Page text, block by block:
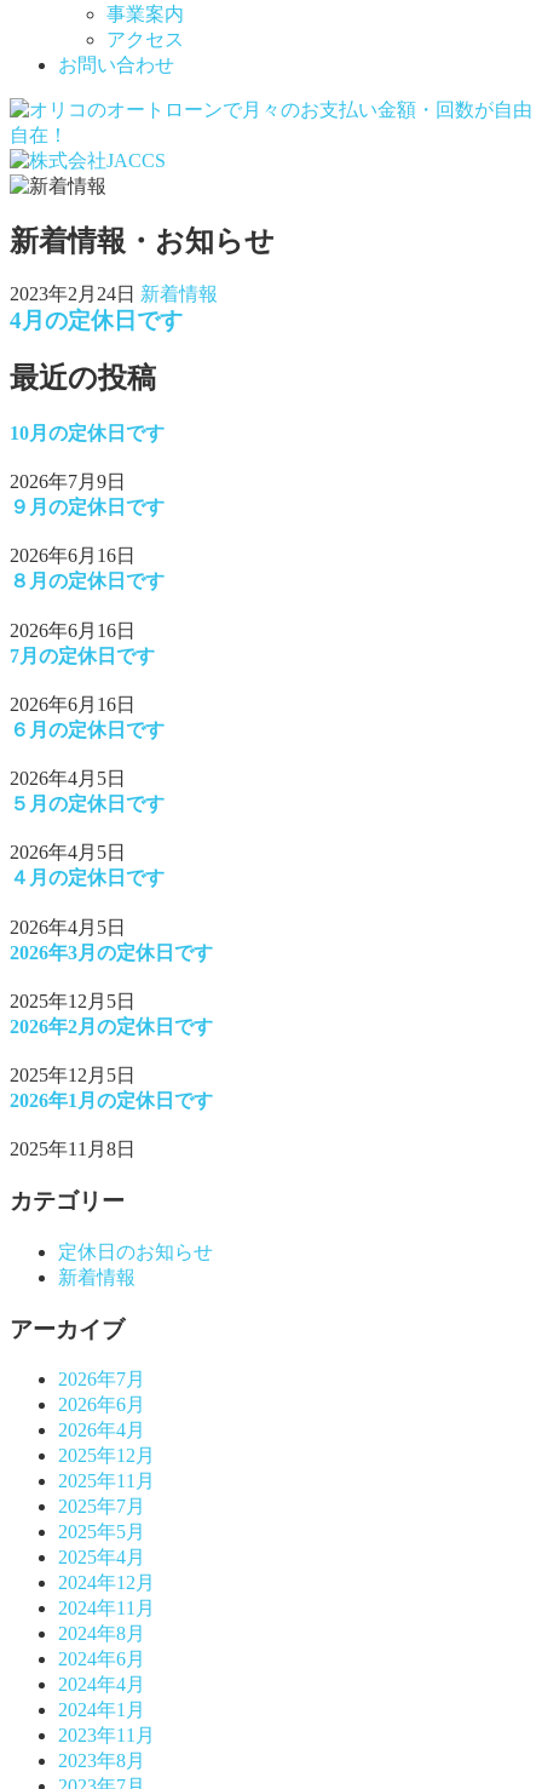
事業案内
アクセス
お問い合わせ
新着情報・お知らせ
2023年2月24日 新着情報
4月の定休日です
最近の投稿
10月の定休日です
2026年7月9日
９月の定休日です
2026年6月16日
８月の定休日です
2026年6月16日
7月の定休日です
2026年6月16日
６月の定休日です
2026年4月5日
５月の定休日です
2026年4月5日
４月の定休日です
2026年4月5日
2026年3月の定休日です
2025年12月5日
2026年2月の定休日です
2025年12月5日
2026年1月の定休日です
2025年11月8日
カテゴリー
定休日のお知らせ
新着情報
アーカイブ
2026年7月
2026年6月
2026年4月
2025年12月
2025年11月
2025年7月
2025年5月
2025年4月
2024年12月
2024年11月
2024年8月
2024年6月
2024年4月
2024年1月
2023年11月
2023年8月